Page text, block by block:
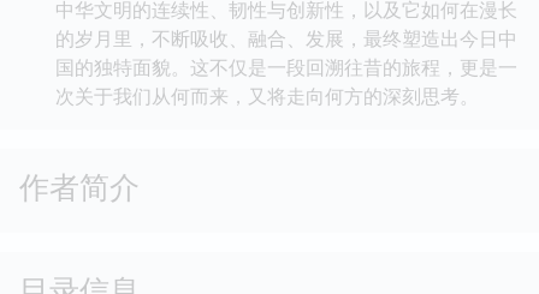
中华文明的连续性、韧性与创新性，以及它如何在漫长
的岁月里，不断吸收、融合、发展，最终塑造出今日中
国的独特面貌。这不仅是一段回溯往昔的旅程，更是一
次关于我们从何而来，又将走向何方的深刻思考。
作者简介